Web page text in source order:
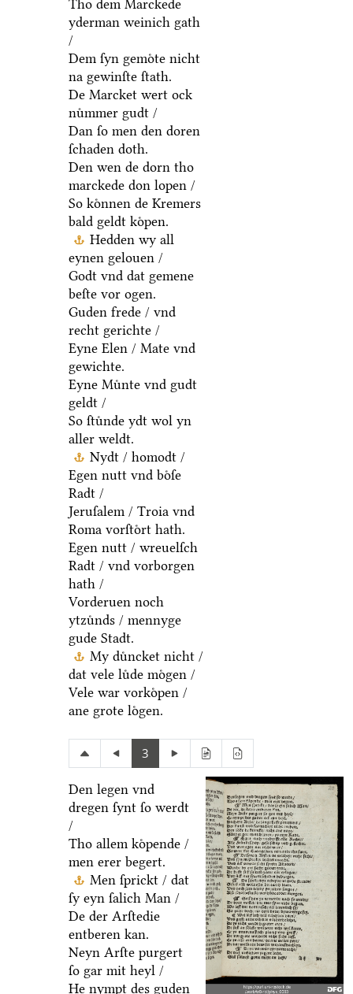
Tho dem Marckede
yderman weinich gath
/
Dem ſyn gemoͤte nicht
na gewinſte ſtath.
De Marcket wert ock
nuͦmmer gudt /
Dan ſo men den doren
ſchaden doth.
Den wen de dorn tho
marckede don lopen /
So koͤnnen de Kremers
bald geldt koͤpen.
Hedden wy all
eynen gelouen /
Godt vnd dat gemene
beſte vor ogen.
Guden frede / vnd
recht gerichte /
Eyne Elen / Mate vnd
gewichte.
Eyne Muͤnte vnd gudt
geldt /
So ſtuͤnde ydt wol yn
aller weldt.
Nydt / homodt /
Egen nutt vnd boͤſe
Radt /
Jeruſalem / Troia vnd
Roma vorſtoͤrt hath.
Egen nutt / wreuelſch
Radt / vnd vorborgen
hath /
Vorderuen noch
ytzuͤnds / mennyge
gude Stadt.
My duͤncket nicht /
dat vele luͤde moͤgen /
Vele war vorkoͤpen /
ane grote loͤgen.
3
Den legen vnd
dregen ſynt ſo werdt
/
Tho allem koͤpende /
men erer begert.
Men ſprickt / dat
ſy eyn ſalich Man /
De der Arſtedie
entberen kan.
Neyn Arſte purgert
ſo gar mit heyl /
He nympt des guden